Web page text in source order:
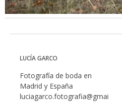
LUCÍA GARCO
Fotografía de boda en
Madrid y España
luciagarco.fotografia@gmail.com